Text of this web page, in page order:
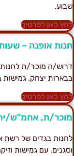
כאן לפרטים
אופנה –
ה מוכר/ת לחנות
יצחק. גמישות
כאן לפרטים
ת, אחמ"ש/ית,
בגדים של רשת
עם גמישות